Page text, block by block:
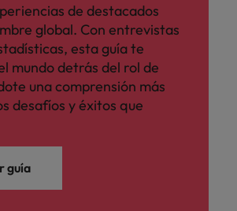
de destacados
global. Con entrevistas
esta guía te
mundo detrás del rol de
una comprensión más
desafíos y éxitos que
guía